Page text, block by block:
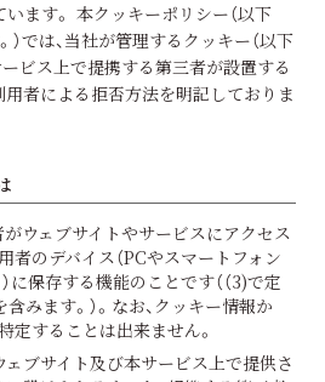
ます。 本クッキーポリシー（以下
）では、当社が管理するクッキー（以下
ービス上で提携する第三者が設置する
用者による拒否方法を明記しておりま
がウェブサイトやサービスにアクセス
者のデバイス（PCやスマートフォン
に保存する機能のことです（（3)で定
みます。）。なお、クッキー情報か
定することは出来ません。
ェブサイト及び本サービス上で提供さ